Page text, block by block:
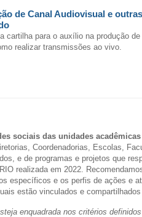
de Canal Audiovisual e
cartilha para o auxílio na produção
realizar transmissões ao vivo.
sociais das unidades
Coordenadorias, Escolas,
e de programas e projetos que
realizada em 2022.
específicos e os perfis de ações e
estão vinculados e
enquadrada nos critérios